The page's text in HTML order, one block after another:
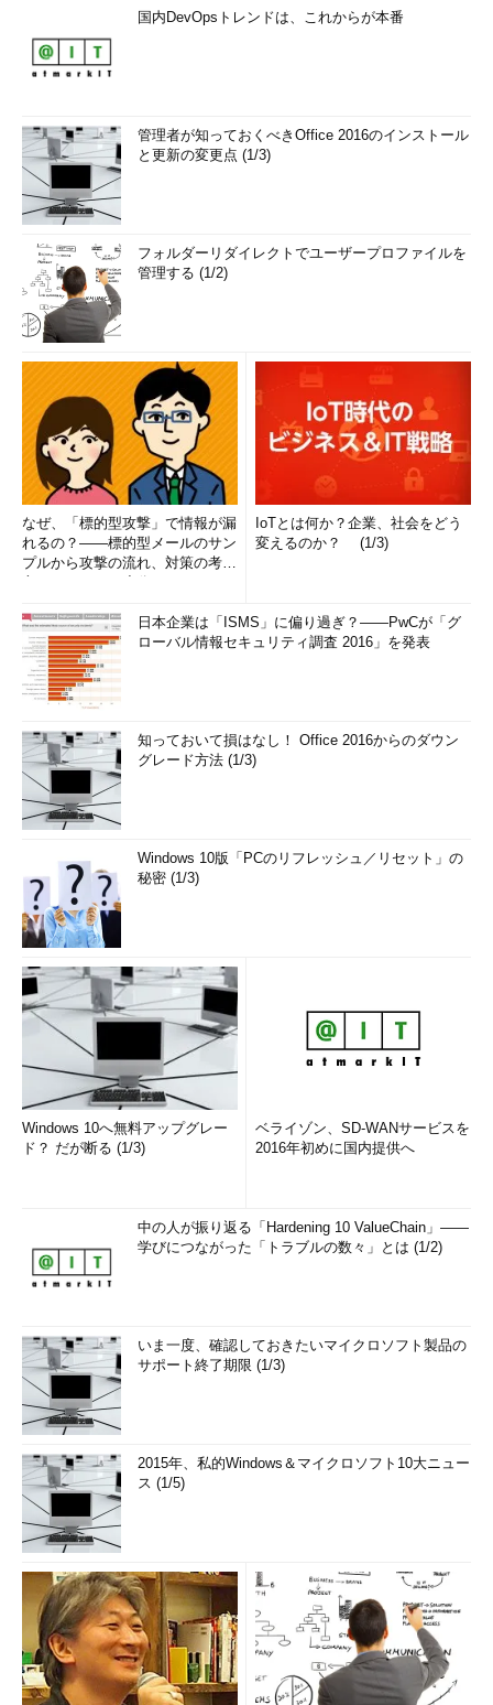
国内DevOpsトレンドは、これからが本番
管理者が知っておくべきOffice 2016のインストール
と更新の変更点 (1/3)
フォルダーリダイレクトでユーザープロファイルを
管理する (1/2)
なぜ、「標的型攻撃」で情報が漏
れるの？――標的型メールのサン
プルから攻撃の流れ、対策の考え
IoTとは何か？企業、社会をどう
変えるのか？ (1/3)
日本企業は「ISMS」に偏り過ぎ？――PwCが「グ
ローバル情報セキュリティ調査 2016」を発表
知っておいて損はなし！ Office 2016からのダウン
グレード方法 (1/3)
Windows 10版「PCのリフレッシュ／リセット」の
秘密 (1/3)
Windows 10へ無料アップグレー
ド？ だが断る (1/3)
ベライゾン、SD-WANサービスを
2016年初めに国内提供へ
中の人が振り返る「Hardening 10 ValueChain」――
学びにつながった「トラブルの数々」とは (1/2)
いま一度、確認しておきたいマイクロソフト製品の
サポート終了期限 (1/3)
2015年、私的Windows＆マイクロソフト10大ニュー
ス (1/5)